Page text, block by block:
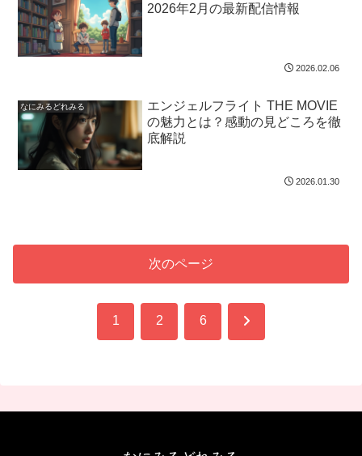
2026年2月の最新配信情報
2026.02.06
なにみるどれみる
エンジェルフライト THE MOVIE
の魅力とは？感動の見どころを徹
底解説
2026.01.30
次のページ
1 2 6 次